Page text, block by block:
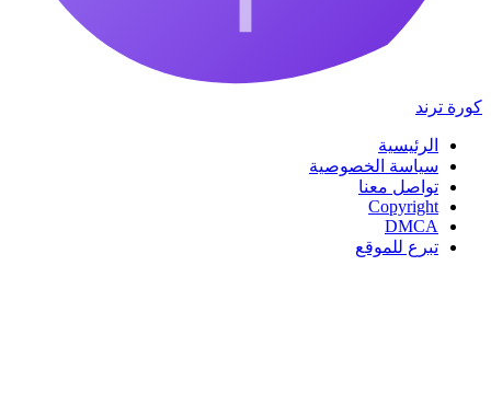
كورة ترند
الرئيسية
سياسة الخصوصية
تواصل معنا
Copyright
DMCA
تبرع للموقع